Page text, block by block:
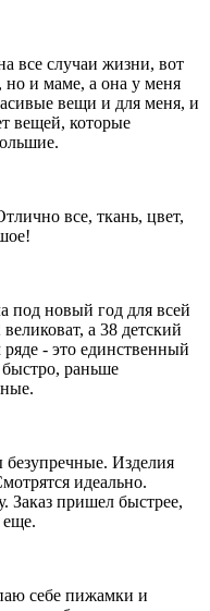
все случаи жизни, вот
но и маме, а она у меня
вещи и для меня, и
вещей, которые
все, ткань, цвет,
под новый год для всей
а 38 детский
- это единственный
раньше
Изделия
идеально.
Заказ пришел быстрее,
еще.
себе пижамки и